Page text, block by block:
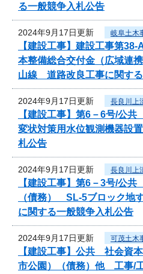
る一般競争入札公告
2024年9月17日更新 岐阜土木
【建設工事】建設工事第
本整備総合交付金（広域連
山線 道路改良工事に関す
2024年9月17日更新 長良川上
【建設工事】第6－6号/公
変状対策用水位観測機器設
札公告
2024年9月17日更新 長良川上
【建設工事】第6－3号/公
（債務） SL-5ブロック地
に関する一般競争入札公告
2024年9月17日更新 可茂土木
【建設工事】公共 社会資
市公園）（債務）他 工事/